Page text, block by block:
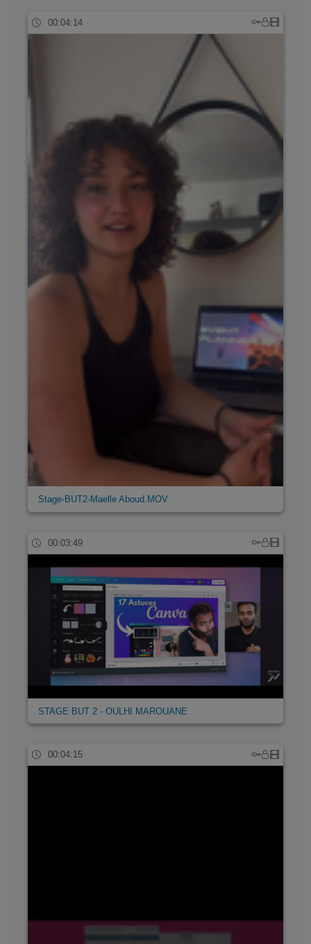
00:04:14
Stage-BUT2-Maelle Aboud.MOV
00:03:49
STAGE BUT 2 - OULHI MAROUANE
00:04:15